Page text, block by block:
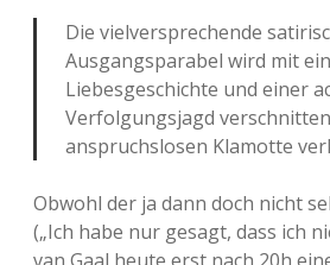
Die vielversprechende
Ausgangsparabel wird mit
Liebesgeschichte und einer
Verfolgungsjagd
anspruchslosen Klamotte
Obwohl der ja dann doch nicht
(„Ich habe nur gesagt, dass ich